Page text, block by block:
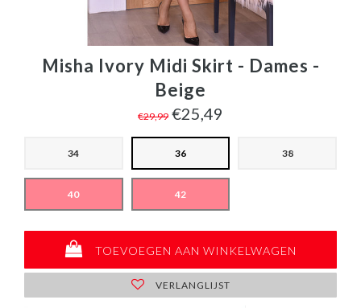
Misha Ivory Midi Skirt - Dames -
Beige
€29,99 €25,49
34 36 38
40 42
TOEVOEGEN AAN WINKELWAGEN
VERLANGLIJST